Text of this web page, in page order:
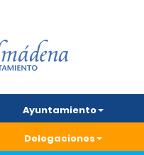
Ayuntamiento
Delegaciones